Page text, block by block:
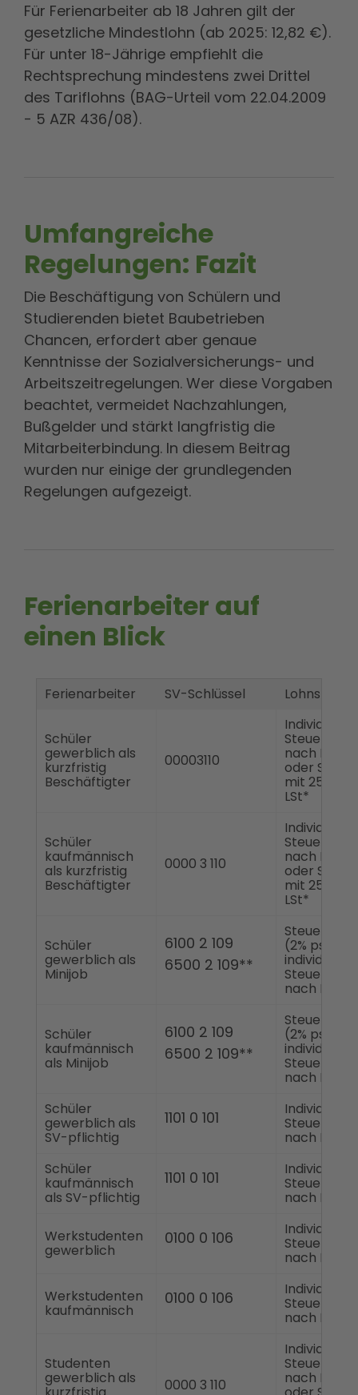
Für Ferienarbeiter ab 18 Jahren gilt der
gesetzliche Mindestlohn (ab 2025: 12,82 €).
Für unter 18-Jährige empfiehlt die
Rechtsprechung mindestens zwei Drittel
des Tariflohns (BAG-Urteil vom 22.04.2009
- 5 AZR 436/08).
Umfangreiche
Regelungen: Fazit
Die Beschäftigung von Schülern und
Studierenden bietet Baubetrieben
Chancen, erfordert aber genaue
Kenntnisse der Sozialversicherungs- und
Arbeitszeitregelungen. Wer diese Vorgaben
beachtet, vermeidet Nachzahlungen,
Bußgelder und stärkt langfristig die
Mitarbeiterbindung. In diesem Beitrag
wurden nur einige der grundlegenden
Regelungen aufgezeigt.
Ferienarbeiter auf
einen Blick
Ferienarbeiter SV-Schlüssel Lohnsteuer
Schüler
gewerblich als
kurzfristig
Beschäftigter
00003110
Individuelle
nach
oder
mit 25%
LSt*
Schüler
kaufmännisch
als kurzfristig
Beschäftigter
0000 3 110
Individuelle
nach
oder
mit 25%
LSt*
Schüler
gewerblich als
Minijob
6100 2 109
6500 2 109**
(2%
individuelle
nach
Schüler
kaufmännisch
als Minijob
6100 2 109
6500 2 109**
(2%
individuelle
nach
Schüler
gewerblich als
SV-pflichtig
1101 0 101 Individuelle
nach
Schüler
kaufmännisch
als SV-pflichtig
1101 0 101 Individuelle
nach
Werkstudenten
gewerblich
0100 0 106 Individuelle
nach
Werkstudenten
kaufmännisch
0100 0 106 Individuelle
nach
Studenten
gewerblich als 0000 3 110
Individuelle
nach